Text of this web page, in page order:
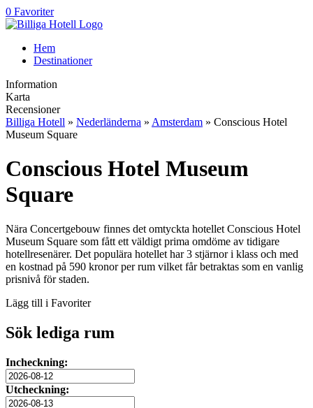
0 Favoriter
Hem
Destinationer
Information
Karta
Recensioner
Billiga Hotell » Nederländerna » Amsterdam » Conscious Hotel
Museum Square
Conscious Hotel Museum
Square
Nära Concertgebouw finnes det omtyckta hotellet Conscious Hotel
Museum Square som fått ett väldigt prima omdöme av tidigare
hotellresenärer. Det populära hotellet har 3 stjärnor i klass och med
en kostnad på 590 kronor per rum vilket får betraktas som en vanlig
prisnivå för staden.
Lägg till i Favoriter
Sök lediga rum
Incheckning:
Utcheckning: